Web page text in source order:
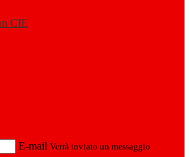
CIE
E-mail Verrà inviato un messaggio